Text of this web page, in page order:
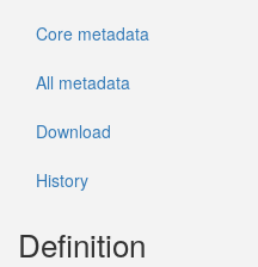
Core metadata
All metadata
Download
History
Definition